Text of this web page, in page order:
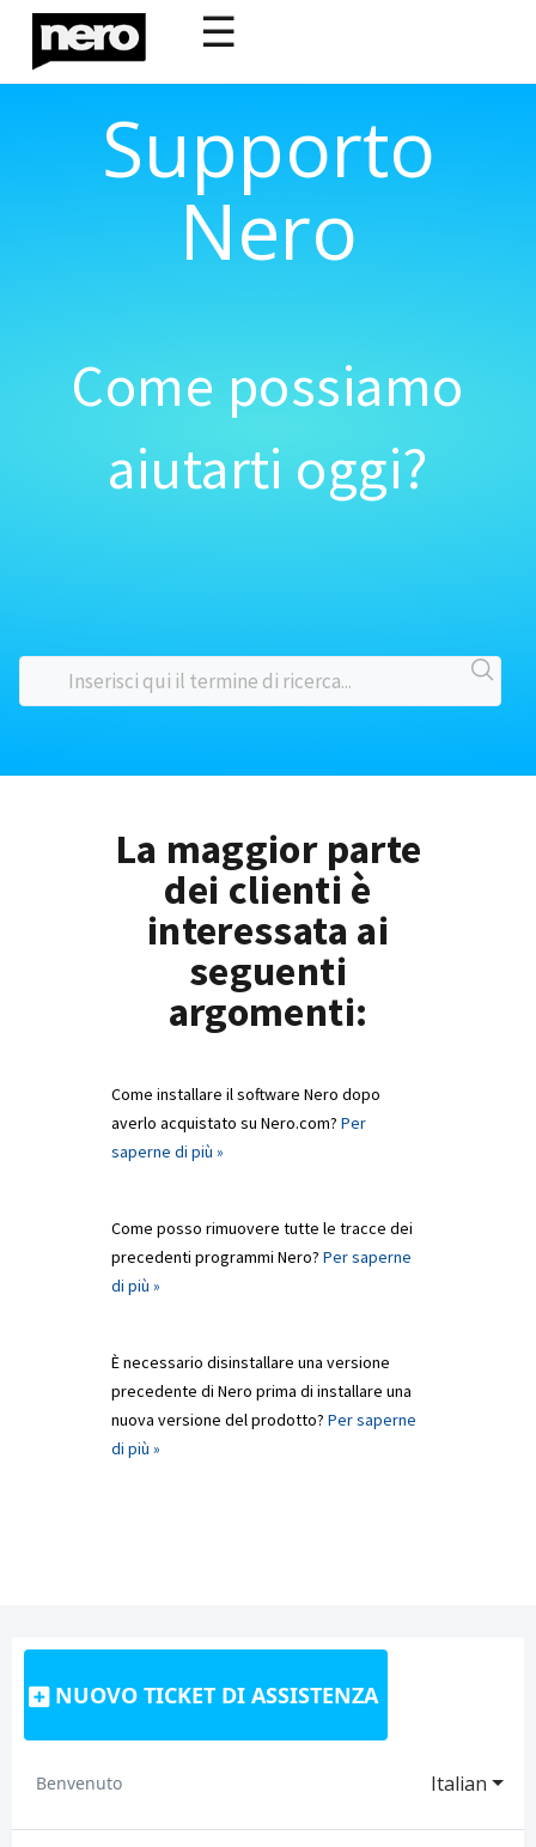
☰
Supporto
Nero
Come possiamo
aiutarti oggi?
La maggior parte
dei clienti è
interessata ai
seguenti
argomenti:
Come installare il software Nero dopo
averlo acquistato su Nero.com? Per
saperne di più »
Come posso rimuovere tutte le tracce dei
precedenti programmi Nero? Per saperne
di più »
È necessario disinstallare una versione
precedente di Nero prima di installare una
nuova versione del prodotto? Per saperne
di più »
NUOVO TICKET DI ASSISTENZA
Italian
Benvenuto